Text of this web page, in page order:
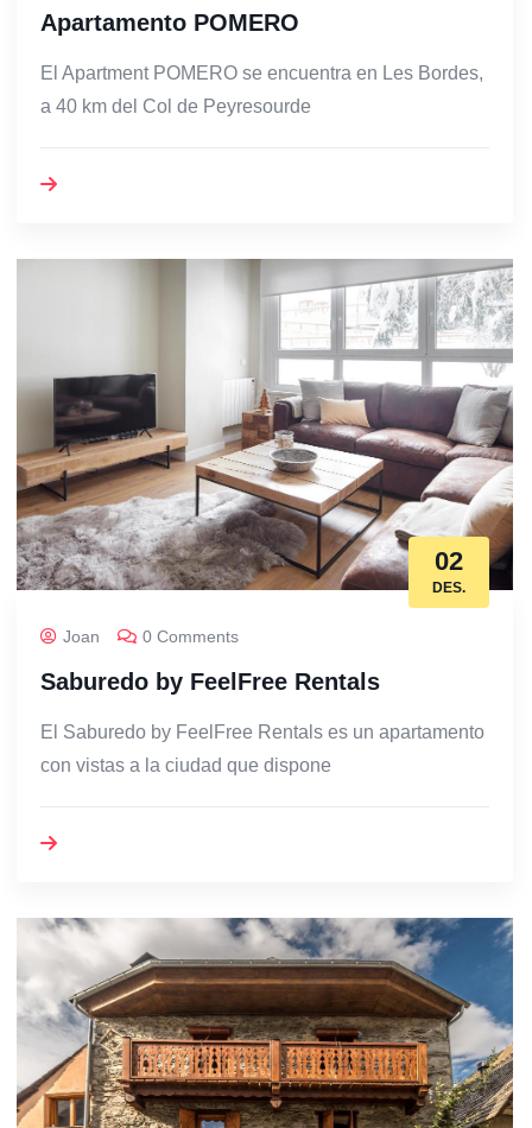
Apartamento POMERO
El Apartment POMERO se encuentra en Les Bordes,
a 40 km del Col de Peyresourde
02
DES.
Joan 0 Comments
Saburedo by FeelFree Rentals
El Saburedo by FeelFree Rentals es un apartamento
con vistas a la ciudad que dispone